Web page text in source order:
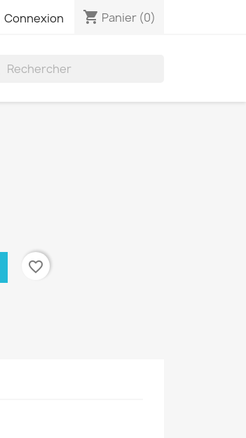
Connexion shopping_cart Panier (0)
favorite_border